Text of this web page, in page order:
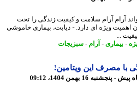
آرام سلامت و کیفیت زندگی را تحت
ویژه ای دارد. - دیابت، بیماری خاموشی
...
بیماری- آرام - سبزیجات
مصرف این ویتامین!